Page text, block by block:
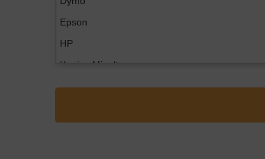
Epson
HP
Konica Minolta
Kyocera